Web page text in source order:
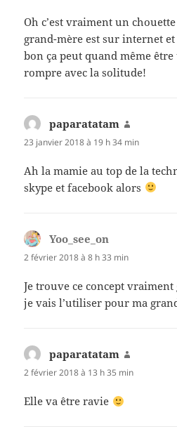
Oh c’est vraiment un
grand-mère est sur internet et
bon ça peut quand même
rompre avec la solitude!
paparatatam
23 janvier 2018 à 19 h 34 min
Ah la mamie au top de la
skype et facebook alors
Yoo_see_on
2 février 2018 à 8 h 33 min
Je trouve ce concept
je vais l’utiliser pour ma
paparatatam
2 février 2018 à 13 h 35 min
Elle va être ravie